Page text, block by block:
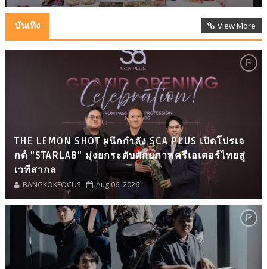
บันเทิง View More
THE LEMON SHOT ผนึกกำลัง SCA PLUS เปิดโปรเจ
กต์ "STARLAB" มุ่งยกระดับศักยภาพครีเอเตอร์ไทยสู่
เวทีสากล
BANGKOKFOCUS Aug 06, 2026